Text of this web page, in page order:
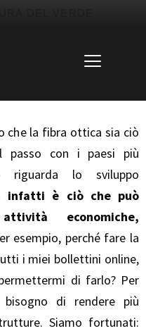
che la fibra ottica sia ciò
con i paesi più
riguarda lo sviluppo
infatti è ciò che può
economiche,
esempio, perché fare la
i miei bollettini online,
di farlo? Per
di rendere più
Siamo fortunati: